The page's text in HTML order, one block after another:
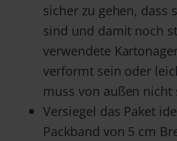
sicher zu gehen, dass
sind und damit noch
verwendete
verformt sein oder
muss von außen nicht
Versiegel das Paket
Packband von 5 cm